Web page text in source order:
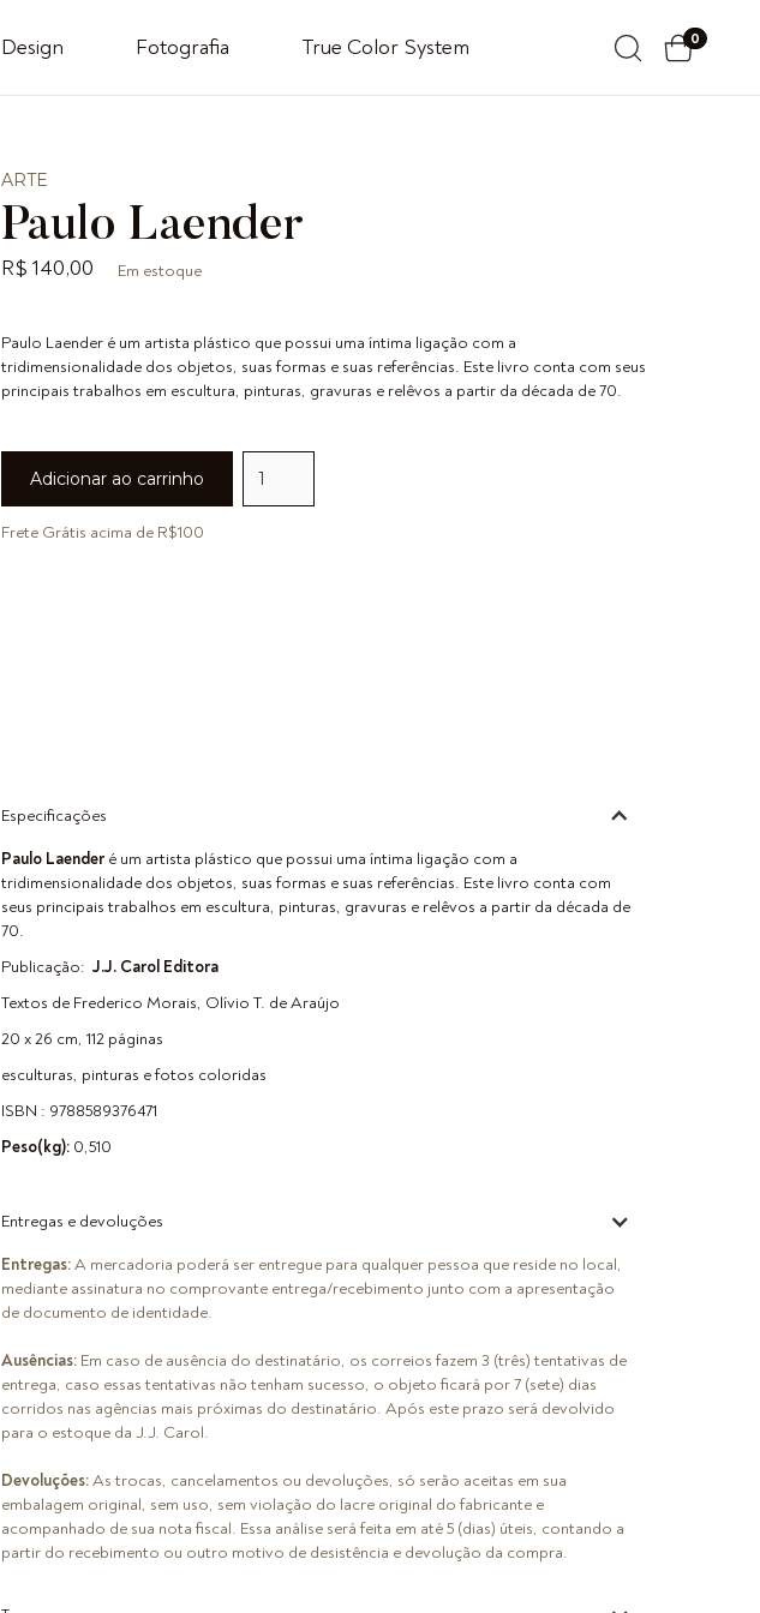
Design Fotografia True Color System 0
ARTE
Paulo Laender
R$ 140,00 Em estoque
Paulo Laender é um artista plástico que possui uma íntima ligação com a
tridimensionalidade dos objetos, suas formas e suas referências. Este livro conta com seus
principais trabalhos em escultura, pinturas, gravuras e relêvos a partir da década de 70.
Frete Grátis acima de R$100
Especificações
Paulo Laenderé um artista plástico que possui uma íntima ligação com a
tridimensionalidade dos objetos, suas formas e suas referências. Este livro conta com
seus principais trabalhos em escultura, pinturas, gravuras e relêvos a partir da década de
70.
Publicação: J.J. Carol Editora
Textos de Frederico Morais, Olívio T. de Araújo
20 x 26 cm, 112 páginas
esculturas, pinturas e fotos coloridas
ISBN : 9788589376471
Peso(kg): 0,510
Entregas e devoluções
Entregas:A mercadoria poderá ser entregue para qualquer pessoa que reside no local,
mediante assinatura no comprovante entrega/recebimento junto com a apresentação
de documento de identidade.
Ausências: Em caso de ausência do destinatário, os correios fazem 3 (três) tentativas de
entrega, caso essas tentativas não tenham sucesso, o objeto ficará por 7 (sete) dias
corridos nas agências mais próximas do destinatário. Após este prazo será devolvido
para o estoque da J.J. Carol.
Devoluções:As trocas, cancelamentos ou devoluções, só serão aceitas em sua
embalagem original, sem uso, sem violação do lacre original do fabricante e
acompanhado de sua nota fiscal. Essa análise será feita em até 5 (dias) úteis, contando a
partir do recebimento ou outro motivo de desistência e devolução da compra.